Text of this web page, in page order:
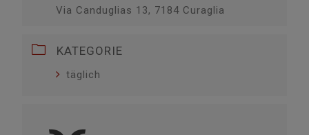
Via Canduglias 13, 7184 Curaglia
KATEGORIE
täglich